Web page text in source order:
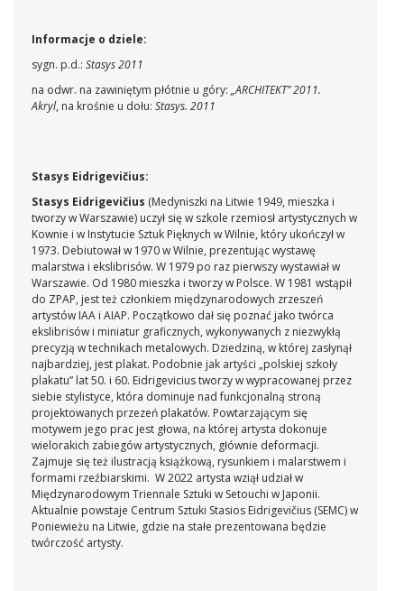
Informacje o dziele:
sygn. p.d.: Stasys 2011
na odwr. na zawiniętym płótnie u góry: „ARCHITEKT” 2011.
Akryl, na krośnie u dołu: Stasys. 2011
Stasys Eidrigevičius:
Stasys Eidrigevičius (Medyniszki na Litwie 1949, mieszka i
tworzy w Warszawie) uczył się w szkole rzemiosł artystycznych w
Kownie i w Instytucie Sztuk Pięknych w Wilnie, który ukończył w
1973. Debiutował w 1970 w Wilnie, prezentując wystawę
malarstwa i ekslibrisów. W 1979 po raz pierwszy wystawiał w
Warszawie. Od 1980 mieszka i tworzy w Polsce. W 1981 wstąpił
do ZPAP, jest też członkiem międzynarodowych zrzeszeń
artystów IAA i AIAP. Początkowo dał się poznać jako twórca
ekslibrisów i miniatur graficznych, wykonywanych z niezwykłą
precyzją w technikach metalowych. Dziedziną, w której zasłynął
najbardziej, jest plakat. Podobnie jak artyści „polskiej szkoły
plakatu” lat 50. i 60. Eidrigevicius tworzy w wypracowanej przez
siebie stylistyce, która dominuje nad funkcjonalną stroną
projektowanych przezeń plakatów. Powtarzającym się
motywem jego prac jest głowa, na której artysta dokonuje
wielorakich zabiegów artystycznych, głównie deformacji.
Zajmuje się też ilustracją książkową, rysunkiem i malarstwem i
formami rzeźbiarskimi. W 2022 artysta wziął udział w
Międzynarodowym Triennale Sztuki w Setouchi w Japonii.
Aktualnie powstaje Centrum Sztuki Stasios Eidrigevičius (SEMC) w
Poniewieżu na Litwie, gdzie na stałe prezentowana będzie
twórczość artysty.